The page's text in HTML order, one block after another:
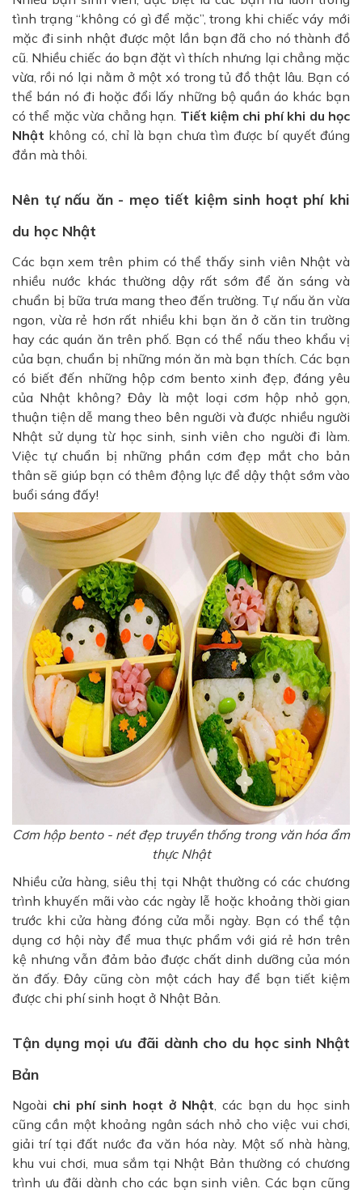
tình trạng “không có gì để mặc”, trong khi chiếc váy mới
mặc đi sinh nhật được một lần bạn đã cho nó thành đồ
cũ. Nhiều chiếc áo bạn đặt vì thích nhưng lại chẳng mặc
vừa, rồi nó lại nằm ở một xó trong tủ đồ thật lâu. Bạn có
thể bán nó đi hoặc đổi lấy những bộ quần áo khác bạn
có thể mặc vừa chẳng hạn. Tiết kiệm chi phí khi du học
Nhật không có, chỉ là bạn chưa tìm được bí quyết đúng
đắn mà thôi.
Nên tự nấu ăn - mẹo tiết kiệm sinh hoạt phí khi
du học Nhật
Các bạn xem trên phim có thể thấy sinh viên Nhật và
nhiều nước khác thường dậy rất sớm để ăn sáng và
chuẩn bị bữa trưa mang theo đến trường. Tự nấu ăn vừa
ngon, vừa rẻ hơn rất nhiều khi bạn ăn ở căn tin trường
hay các quán ăn trên phố. Bạn có thể nấu theo khẩu vị
của bạn, chuẩn bị những món ăn mà bạn thích. Các bạn
có biết đến những hộp cơm bento xinh đẹp, đáng yêu
của Nhật không? Đây là một loại cơm hộp nhỏ gọn,
thuận tiện dễ mang theo bên người và được nhiều người
Nhật sử dụng từ học sinh, sinh viên cho người đi làm.
Việc tự chuẩn bị những phần cơm đẹp mắt cho bản
thân sẽ giúp bạn có thêm động lực để dậy thật sớm vào
buổi sáng đấy!
Cơm hộp bento - nét đẹp truyền thống trong văn hóa ẩm
thực Nhật
Nhiều cửa hàng, siêu thị tại Nhật thường có các chương
trình khuyến mãi vào các ngày lễ hoặc khoảng thời gian
trước khi cửa hàng đóng cửa mỗi ngày. Bạn có thể tận
dụng cơ hội này để mua thực phẩm với giá rẻ hơn trên
kệ nhưng vẫn đảm bảo được chất dinh dưỡng của món
ăn đấy. Đây cũng còn một cách hay để bạn tiết kiệm
được chi phí sinh hoạt ở Nhật Bản.
Tận dụng mọi ưu đãi dành cho du học sinh Nhật
Bản
Ngoài chi phí sinh hoạt ở Nhật , các bạn du học sinh
cũng cần một khoảng ngân sách nhỏ cho việc vui chơi,
giải trí tại đất nước đa văn hóa này. Một số nhà hàng,
khu vui chơi, mua sắm tại Nhật Bản thường có chương
trình ưu đãi dành cho các bạn sinh viên. Các bạn cũng